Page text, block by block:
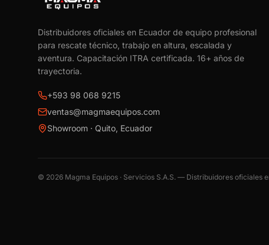
Distribuidores oficiales en Ecuador de equipo profesional
para rescate técnico, trabajo en altura, escalada y
aventura. Capacitación ITRA certificada. 16+ años de
trayectoria.
+593 98 068 9215
ventas@magmaequipos.com
Showroom · Quito, Ecuador
© 2026 Magma Equipos · Servicios S.A.S. — Distribuidores oficiales